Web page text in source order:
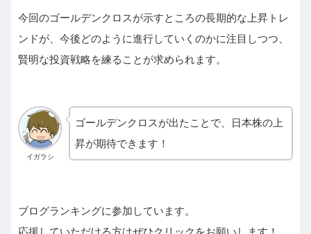
今回のゴールデンクロスが示すところの長期的な上昇トレ
ンドが、今後どのように進行していくのかに注目しつつ、
賢明な投資戦略を練ることが求められます。
イガラシ
ゴールデンクロスが出たことで、日本株の上
昇が期待できます！
ブログランキングに参加しています。
応援していただける方はぜひクリックをお願いします！